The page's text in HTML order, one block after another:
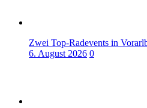
Zwei Top-Radevents in
6. August 2026 0